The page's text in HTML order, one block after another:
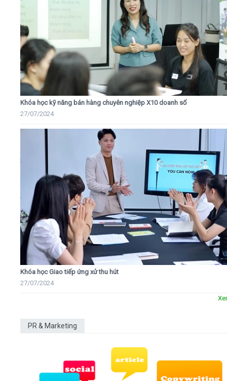
Khóa học kỹ năng bán hàng chuyên nghiệp X10 doanh số
27/07/2024
Khóa học Giao tiếp ứng xử thu hút
27/07/2024
PR & Marketing